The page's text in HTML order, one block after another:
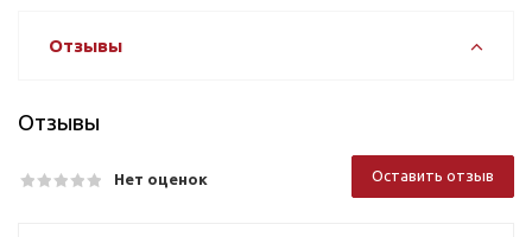
Отзывы
Отзывы
Нет оценок Оставить отзыв